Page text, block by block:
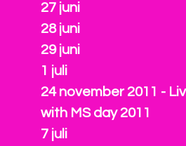
27 juni
28 juni
29 juni
1 juli
24 november 2011 -
with MS day 2011
7 juli